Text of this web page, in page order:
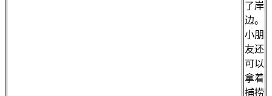
了岸
边。
小朋
友还
可以
拿着
捕捞